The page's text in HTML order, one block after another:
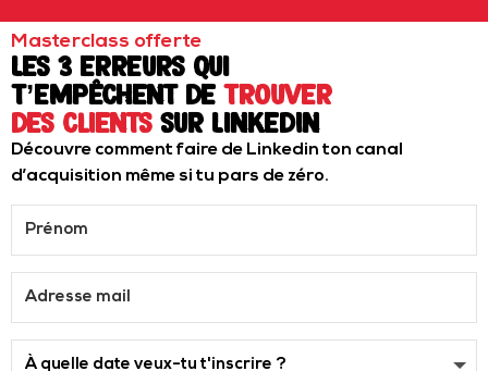
Masterclass offerte
Les 3 erreurs qui
t’empêchent de trouver
des clients sur LinkedIn
Découvre comment faire de Linkedin ton canal
d’acquisition même si tu pars de zéro.